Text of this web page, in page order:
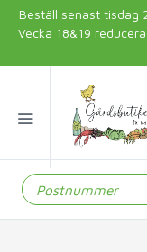
Beställ senast tisdag
Vecka 18&19